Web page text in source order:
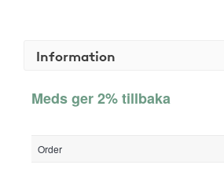
Information
Meds ger 2% tillbaka
Order